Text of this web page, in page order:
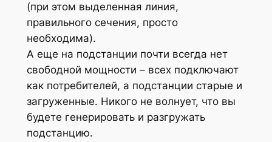
(при этом выделенная линия,
правильного сечения, просто
необходима).
А еще на подстанции почти всегда нет
свободной мощности – всех подключают
как потребителей, а подстанции старые и
загруженные. Никого не волнует, что вы
будете генерировать и разгружать
подстанцию.